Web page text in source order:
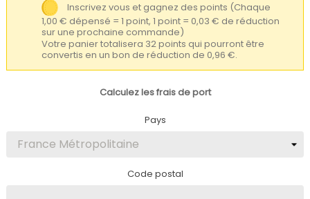
Inscrivez vous et gagnez des points (Chaque
1,00 € dépensé = 1 point, 1 point = 0,03 € de réduction
sur une prochaine commande)
Votre panier totalisera 32 points qui pourront être
convertis en un bon de réduction de 0,96 €.
Calculez les frais de port
Pays
Code postal